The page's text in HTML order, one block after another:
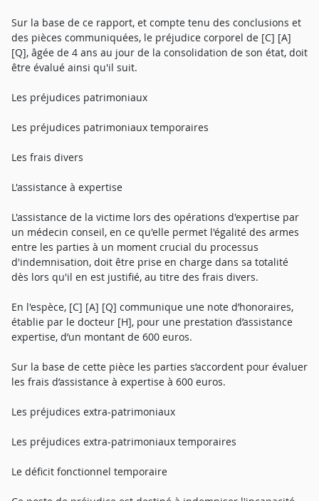
Sur la base de ce rapport, et compte tenu des conclusions et
des pièces communiquées, le préjudice corporel de [C] [A]
[Q], âgée de 4 ans au jour de la consolidation de son état, doit
être évalué ainsi qu'il suit.
Les préjudices patrimoniaux
Les préjudices patrimoniaux temporaires
Les frais divers
L'assistance à expertise
L'assistance de la victime lors des opérations d'expertise par
un médecin conseil, en ce qu'elle permet l'égalité des armes
entre les parties à un moment crucial du processus
d'indemnisation, doit être prise en charge dans sa totalité
dès lors qu'il en est justifié, au titre des frais divers.
En l'espèce, [C] [A] [Q] communique une note d’honoraires,
établie par le docteur [H], pour une prestation d’assistance
expertise, d’un montant de 600 euros.
Sur la base de cette pièce les parties s’accordent pour évaluer
les frais d’assistance à expertise à 600 euros.
Les préjudices extra-patrimoniaux
Les préjudices extra-patrimoniaux temporaires
Le déficit fonctionnel temporaire